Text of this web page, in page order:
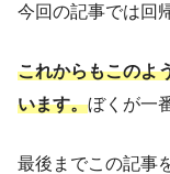
今回の記事では回
これからもこのよ
います。ぼくが一
最後までこの記事